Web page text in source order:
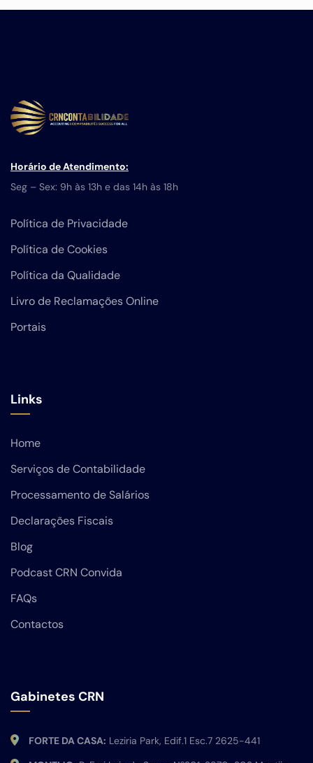
Horário de Atendimento:
Seg – Sex: 9h às 13h e das 14h às 18h
Política de Privacidade
Política de Cookies
Política da Qualidade
Livro de Reclamações Online
Portais
Links
Home
Serviços de Contabilidade
Processamento de Salários
Declarações Fiscais
Blog
Podcast CRN Convida
FAQs
Contactos
Gabinetes CRN
FORTE DA CASA: Leziria Park, Edif.1 Esc.7 2625-441